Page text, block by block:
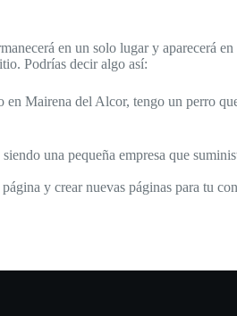
en un solo lugar y aparecerá
Podrías decir algo así:
Mairena del Alcor, tengo un perro
una pequeña empresa que
y crear nuevas páginas para tu